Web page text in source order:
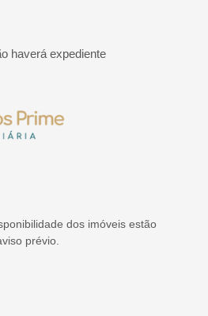
haverá expediente
dos imóveis estão
prévio.